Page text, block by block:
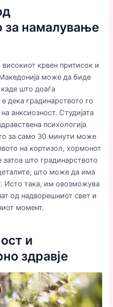
за намалување
крвен притисок и
може да биде
што доаѓа
дека градинарството го
анксиозност. Студијата
психологија
за само 30 минути може
на кортизол, хормонот
затоа што градинарството
што може да има
Исто така, им овозможува
од надворешниот свет и
момент.
и
здравје